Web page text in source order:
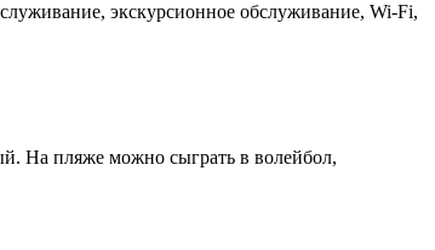
экскурсионное обслуживание, Wi-Fi,
На пляже можно сыграть в волейбол,